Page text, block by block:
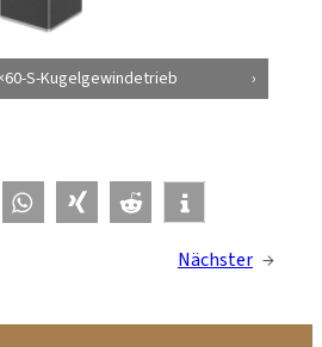
S-Kugelgewindetrieb
Nächster →